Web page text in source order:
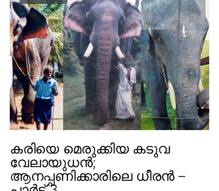
കരിയെ മെരുക്കിയ കടുവ
വേലായുധൻ;
ആനപ്പണിക്കാരിലെ ധീരൻ –